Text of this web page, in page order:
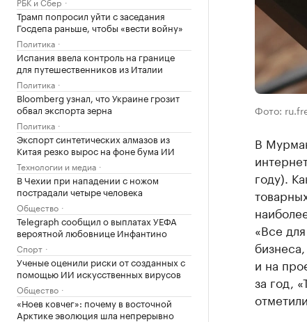
Трамп попросил уйти с заседания
Госдепа раньше, чтобы «вести войну»
Политика
Испания ввела контроль на границе
для путешественников из Италии
Политика
Bloomberg узнал, что Украине грозит
обвал экспорта зерна
Политика
Экспорт синтетических алмазов из
Китая резко вырос на фоне бума ИИ
Технологии и медиа
В Чехии при нападении с ножом
пострадали четыре человека
Общество
Telegraph сообщил о выплатах УЕФА
вероятной любовнице Инфантино
Спорт
Ученые оценили риски от созданных с
помощью ИИ искусственных вирусов
Общество
«Ноев ковчег»: почему в восточной
Арктике эволюция шла непрерывно
Фото:
В
году).
«Все
и на
за год,